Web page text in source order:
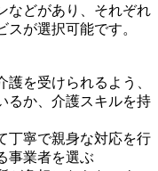
などがあり、それぞれ
が選択可能です。
を受けられるよう、
るか、介護スキルを持
丁寧で親身な対応を行
事業者を選ぶ